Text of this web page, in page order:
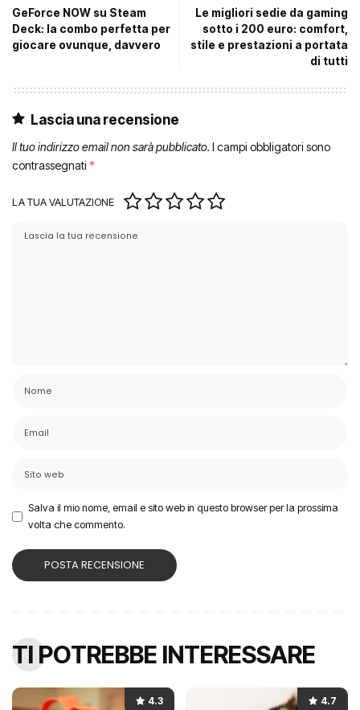
GeForce NOW su Steam
Deck: la combo perfetta per
giocare ovunque, davvero
Le migliori sedie da gaming
sotto i 200 euro: comfort,
stile e prestazioni a portata
di tutti
Lascia una recensione
Il tuo indirizzo email non sarà pubblicato. I campi obbligatori sono
contrassegnati *
LA TUA VALUTAZIONE
Salva il mio nome, email e sito web in questo browser per la prossima
volta che commento.
TI POTREBBE INTERESSARE
4.3 4.7